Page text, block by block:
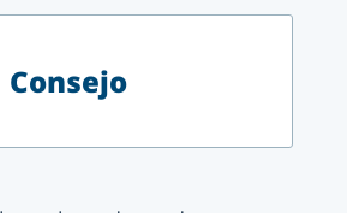
Consejo